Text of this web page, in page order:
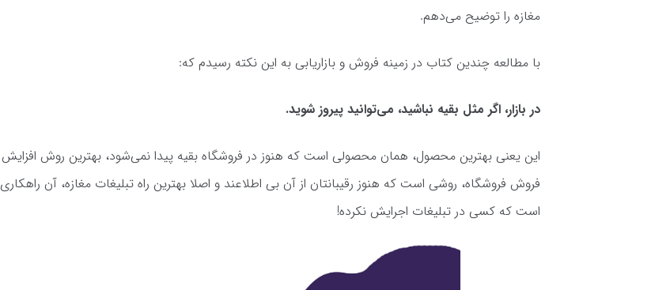
مغازه را توضیح می‌دهم.
با مطالعه چندین کتاب در زمینه فروش و بازاریابی به این نکته رسیدم که:
در بازار، اگر مثل بقیه نباشید، می‌توانید پیروز شوید.
این یعنی بهترین محصول، همان محصولی است که هنوز در فروشگاه بقیه پیدا نمی‌شود، بهترین روش افزایش
فروش فروشگاه، روشی است که هنوز رقیبانتان از آن بی اطلاعند و اصلا بهترین راه تبلیغات مغازه، آن راهکاری
است که کسی در تبلیغات اجرایش نکرده!